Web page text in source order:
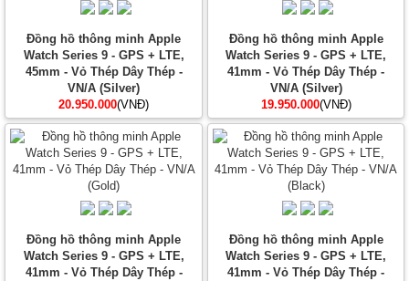
Đồng hồ thông minh Apple
Watch Series 9 - GPS + LTE,
45mm - Vỏ Thép Dây Thép -
VN/A (Silver)
20.950.000(VNĐ)
Đồng hồ thông minh Apple
Watch Series 9 - GPS + LTE,
41mm - Vỏ Thép Dây Thép -
VN/A (Silver)
19.950.000(VNĐ)
Đồng hồ thông minh Apple
Watch Series 9 - GPS + LTE,
41mm - Vỏ Thép Dây Thép -
Đồng hồ thông minh Apple
Watch Series 9 - GPS + LTE,
41mm - Vỏ Thép Dây Thép -